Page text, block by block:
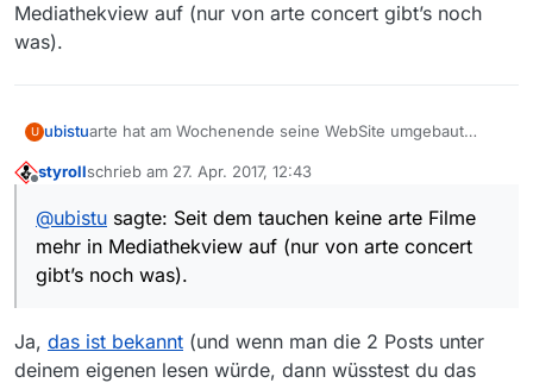
Mediathekview auf (nur von arte concert gibt’s noch
was).
U ubistuarte hat am Wochenende seine WebSite umgebaut
Mediathekview auf (nur von arte concert gibt’s noch
styrollschrieb am 27. Apr. 2017, 12:43
zuletzt editiert von
@ubistu sagte: Seit dem tauchen keine arte Filme
mehr in Mediathekview auf (nur von arte concert
gibt’s noch was).
Ja, das ist bekannt (und wenn man die 2 Posts unter
deinem eigenen lesen würde, dann wüsstest du das